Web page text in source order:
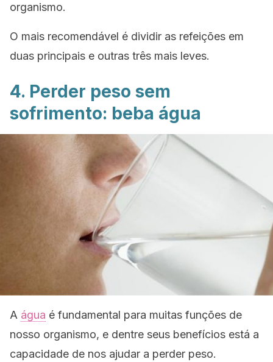
organismo.
O mais recomendável é dividir as refeições em
duas principais e outras três mais leves.
4. Perder peso sem
sofrimento: beba água
A água é fundamental para muitas funções de
nosso organismo, e dentre seus benefícios está a
capacidade de nos ajudar a perder peso.